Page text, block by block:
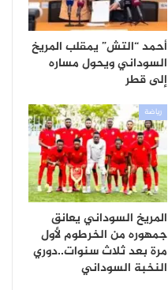
أحمد “التش” يمقلب المريخ
السوداني ويحول مساره
إلى قطر
رياضة
المريخ السوداني يعانق
جمهوره من الخرطوم لأول
مرة بعد ثلاث سنوات..دوري
النخبة السوداني